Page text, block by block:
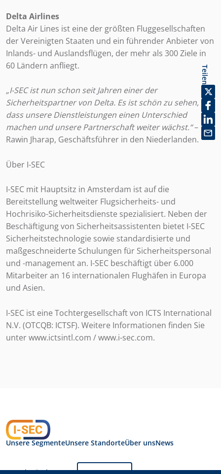
Delta Airlines
Delta Air Lines ist eine der größten Fluggesellschaften
der Vereinigten Staaten und ein führender Anbieter von
Inlands- und Auslandsflügen, der mehr als 300 Ziele in
60 Ländern anfliegt.
„I-SEC ist nun schon seit Jahren einer der
Sicherheitspartner von Delta. Es ist schön zu sehen,
dass unsere Dienstleistungen einen Unterschied
machen und unsere Partnerschaft weiter wächst.“–
Rawin Jharap, Geschäftsführer in den Niederlanden.
Über I-SEC
I-SEC mit Hauptsitz in Amsterdam ist auf die
Bereitstellung weltweiter Flugsicherheits- und
Hochrisiko-Sicherheitsdienste spezialisiert. Neben der
Beschäftigung von Sicherheitsassistenten bietet I-SEC
Sicherheitstechnologie sowie standardisierte und
maßgeschneiderte Schulungen für Sicherheitspersonal
und -management an. I-SEC beschäftigt über 6.000
Mitarbeiter an 16 internationalen Flughäfen in Europa
und Asien.
I-SEC ist eine Tochtergesellschaft von ICTS International
N.V. (OTCQB: ICTSF). Weitere Informationen finden Sie
unter www.ictsintl.com / www.i-sec.com.
Teilen
Unsere SegmenteUnsere StandorteÜber unsNews